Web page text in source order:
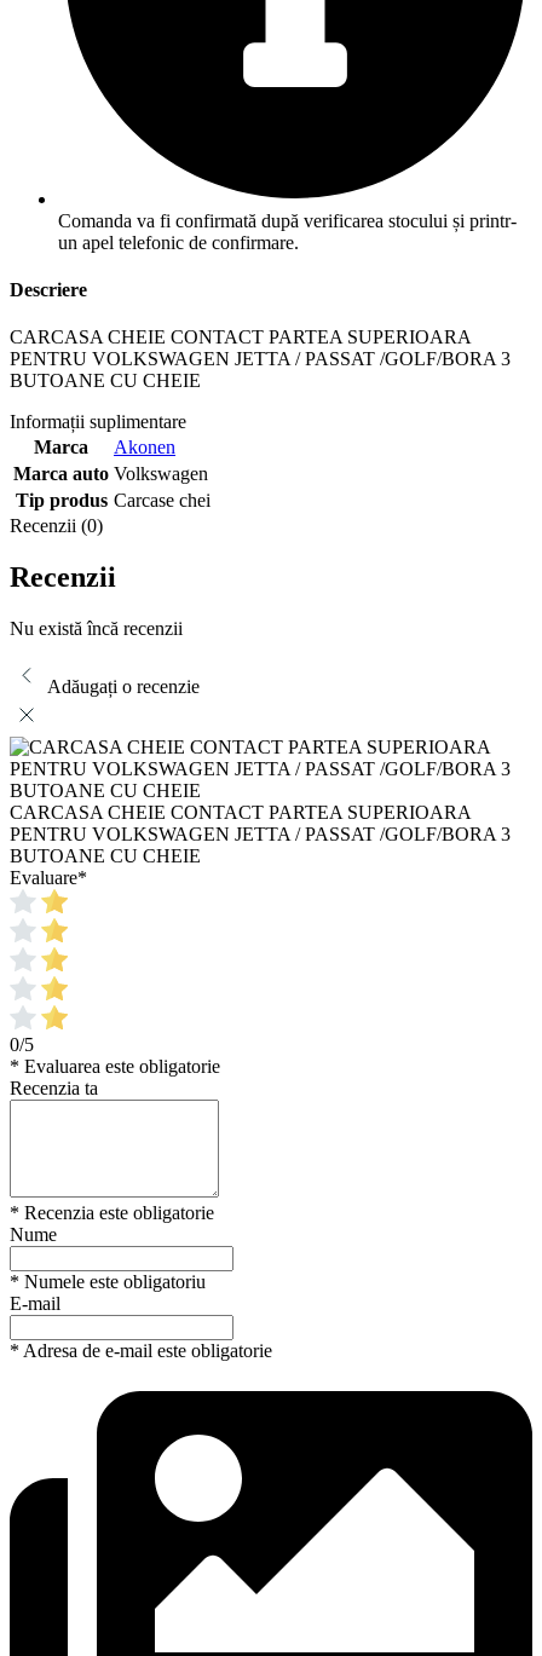
Comanda va fi confirmată după verificarea stocului și printr-
un apel telefonic de confirmare.
Descriere
CARCASA CHEIE CONTACT PARTEA SUPERIOARA
PENTRU VOLKSWAGEN JETTA / PASSAT /GOLF/BORA 3
BUTOANE CU CHEIE
Informații suplimentare
Marca
Akonen
Marca auto Volkswagen
Tip produs Carcase chei
Recenzii (0)
Recenzii
Nu există încă recenzii
Adăugați o recenzie
CARCASA CHEIE CONTACT PARTEA SUPERIOARA
PENTRU VOLKSWAGEN JETTA / PASSAT /GOLF/BORA 3
BUTOANE CU CHEIE
Evaluare*
0/5
* Evaluarea este obligatorie
Recenzia ta
* Recenzia este obligatorie
Nume
* Numele este obligatoriu
E-mail
* Adresa de e-mail este obligatorie